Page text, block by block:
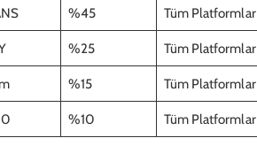
%45 Tüm Platformlar
%25 Tüm Platformlar
%15 Tüm Platformlar
%10 Tüm Platformlar